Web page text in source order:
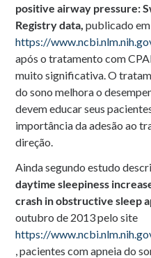
positive airway pressure:
Registry data, publicado
https://
após o tratamento com
muito significativa. O
do sono melhora o
devem educar seus
importância da adesão ao
direção.
Ainda segundo estudo
daytime sleepiness
crash in obstructive sleep
outubro de 2013 pelo site
https://
, pacientes com apneia do